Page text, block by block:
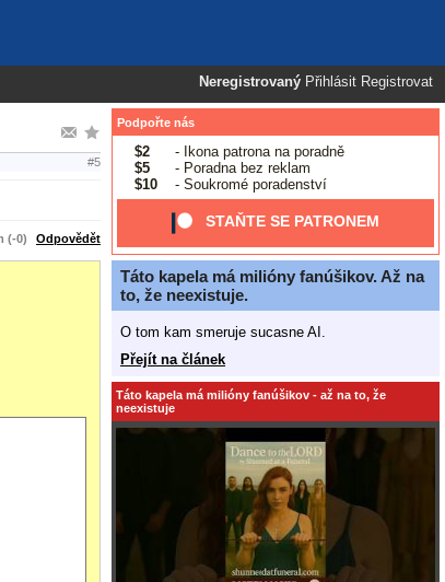
Neregistrovaný Přihlásit Registrovat
#5
(-0) Odpovědět
Podpořte nás
$2
- Ikona patrona na poradně
$5
- Poradna bez reklam
$10
- Soukromé poradenství
STAŇTE SE PATRONEM
Táto kapela má milióny fanúšikov. Až na
to, že neexistuje.
O tom kam smeruje sucasne AI.
Přejít na článek
Táto kapela má milióny fanúšikov - až na to, že
neexistuje